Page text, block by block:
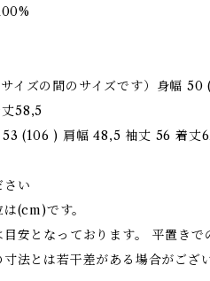
イズの間のサイズです）身幅
58,5
(106 ) 肩幅 48,5 袖丈 56 着丈
い
(cm)です。
安となっております。 平置きで
法とは若干差がある場合がござ